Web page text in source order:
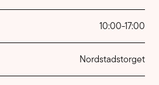
10:00-17:00
Nordstadstorget